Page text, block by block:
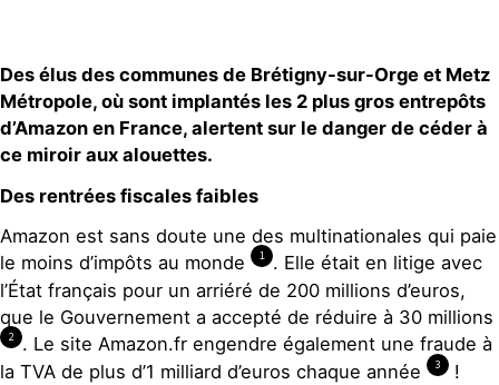
Des élus des communes de Brétigny-sur-Orge et Metz
Métropole, où sont implantés les 2 plus gros entrepôts
d’Amazon en France, alertent sur le danger de céder à
ce miroir aux alouettes.
Des rentrées fiscales faibles
Amazon est sans doute une des multinationales qui paie
le moins d’impôts au monde
1
. Elle était en litige avec
l’État français pour un arriéré de 200 millions d’euros,
que le Gouvernement a accepté de réduire à 30 millions
2
. Le site Amazon.fr engendre également une fraude à
la TVA de plus d’1 milliard d’euros chaque année
3
!